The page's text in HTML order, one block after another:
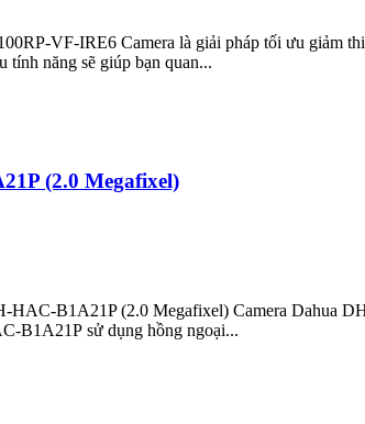
VF-IRE6 Camera là giải pháp tối ưu giảm
năng sẽ giúp bạn quan...
(2.0 Megafixel)
HAC-B1A21P (2.0 Megafixel) Camera Dahua
B1A21P sử dụng hồng ngoại...